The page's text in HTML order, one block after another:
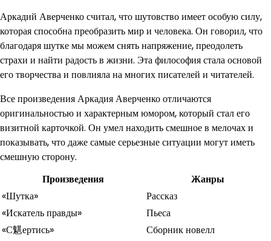
Аркадий Аверченко считал, что шутовство имеет особую силу,
которая способна преобразить мир и человека. Он говорил, что
благодаря шутке мы можем снять напряжение, преодолеть
страхи и найти радость в жизни. Эта философия стала основой
его творчества и повлияла на многих писателей и читателей.
Все произведения Аркадия Аверченко отличаются
оригинальностью и характерным юмором, который стал его
визитной карточкой. Он умел находить смешное в мелочах и
показывать, что даже самые серьезные ситуации могут иметь
смешную сторону.
Произведения
Жанры
«Шутка»
Рассказ
«Искатель правды»
Пьеса
«С魌ертись»
Сборник новелл